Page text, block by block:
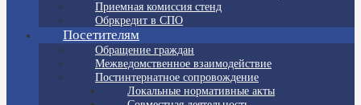
Приемная комиссия стенд
Обркредит в СПО
Посетителям
Обращение граждан
Межведомственное взаимодействие
Постинтернатное сопровождение
Локальные нормативные акты